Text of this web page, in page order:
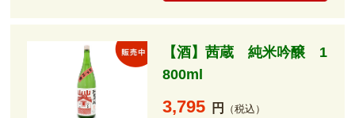
【酒】茜蔵 純米吟醸 1
800ml
3,795 円 （税込）